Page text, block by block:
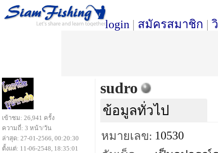
login | สมัครสมาชิก |
sudro
ข้อมูลทั่วไป
หมายเลข: 10530
เข้าชม: 26,941 ครั้ง
ความถี่: 3 หน้า/วัน
ล่าสุด: 27-01-2566, 00:20:30
ตั้งแต่: 11-06-2548, 18:35:01